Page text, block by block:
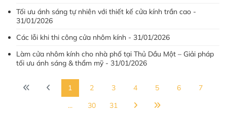
Tối ưu ánh sáng tự nhiên với thiết kế cửa kính trần cao -
31/01/2026
Các lỗi khi thi công cửa nhôm kính - 31/01/2026
Làm cửa nhôm kính cho nhà phố tại Thủ Dầu Một – Giải pháp
tối ưu ánh sáng & thẩm mỹ - 31/01/2026
1 2 3 4 5 6
7
...
30 31